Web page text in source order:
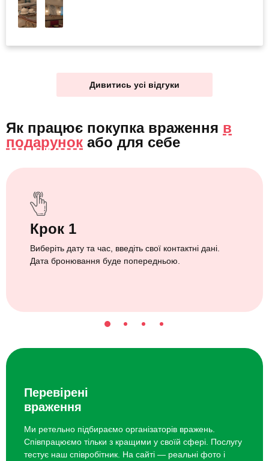
Дивитись усі відгуки
Як працює покупка враження в
подарунок або для себе
Крок 1
Виберіть дату та час, введіть свої контактні дані.
Дата бронювання буде попередньою.
Перевірені
враження
Ми ретельно підбираємо організаторів вражень.
Співпрацюємо тільки з кращими у своїй сфері. Послугу
тестує наш співробітник. На сайті — реальні фото і